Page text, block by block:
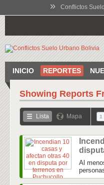
» Conflictos
INICIO REPORTES
Showing Reports
Lista Mapa 1
Al